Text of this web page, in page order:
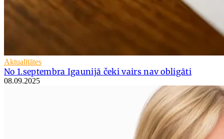
Aktualitātes
No 1.septembra Igaunijā čeki vairs nav obligāti
08.09.2025